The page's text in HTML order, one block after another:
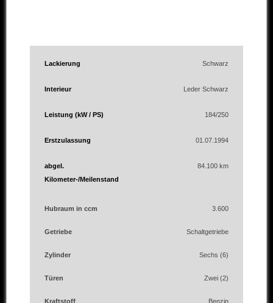
Lackierung Schwarz
Interieur Leder Schwarz
Leistung (kW / PS) 184/250
Erstzulassung 01.07.1994
abgel.
Kilometer-/Meilenstand
84.100 km
Hubraum in ccm 3.600
Getriebe Schaltgetriebe
Zylinder Sechs (6)
Türen Zwei (2)
Kraftstoff Benzin